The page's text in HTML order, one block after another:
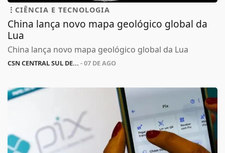
CIÊNCIA E TECNOLOGIA
China lança novo mapa geológico global da
Lua
China lança novo mapa geológico global da Lua
CSN CENTRAL SUL DE... - 07 DE AGO